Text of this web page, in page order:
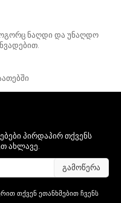
ნაღდი და უნაღდო
პირდაპირ თქვენს
ახლავე.
გამოწერა
თქვენ ეთანხმებით ჩვენს